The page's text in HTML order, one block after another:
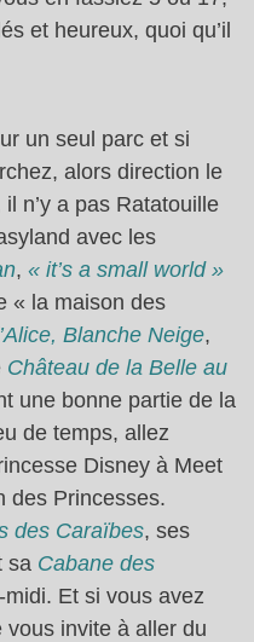
et heureux, quoi qu’il
un seul parc et si
alors direction le
n’y a pas Ratatouille
avec les
, « it’s a small world »
« la maison des
Blanche Neige,
Château de la Belle au
une bonne partie de la
de temps, allez
Disney à Meet
des Princesses.
des Caraïbes, ses
sa Cabane des
Et si vous avez
invite à aller du